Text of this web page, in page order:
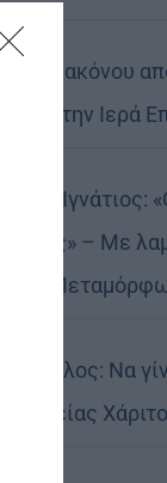
Διακόνου
στην Ιερά
Ιγνάτιος:
μας» – Με
η
Παύλος: Να
Θείας